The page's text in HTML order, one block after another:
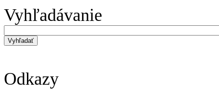
Vyhľadávanie
Odkazy